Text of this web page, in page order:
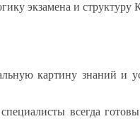
экзамена и структуру
картину знанийи
всегда